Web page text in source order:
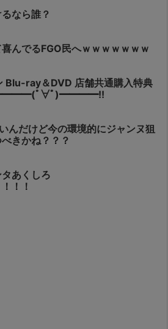
なら誰？
喜んでるFGO民へｗｗｗｗｗｗｗ
Blu-ray＆DVD 店舗共通購入特典
ﾀ━━━━(ﾟ∀ﾟ)━━━━!!
んだけど今の環境的にジャンヌ狙
きかね？？？
タあくしろ
！！